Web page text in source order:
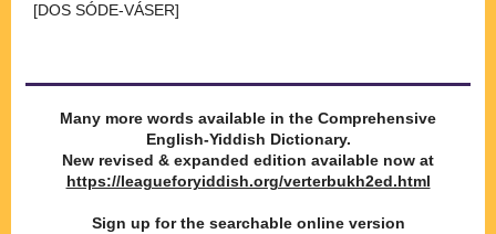
[DOS SÓDE-VÁSER]
Many more words available in the Comprehensive
‭English-Yiddish Dictionary.
New revised & expanded edition available now at
https://leagueforyiddish.org/verterbukh2ed.html
Sign up for the searchable online version